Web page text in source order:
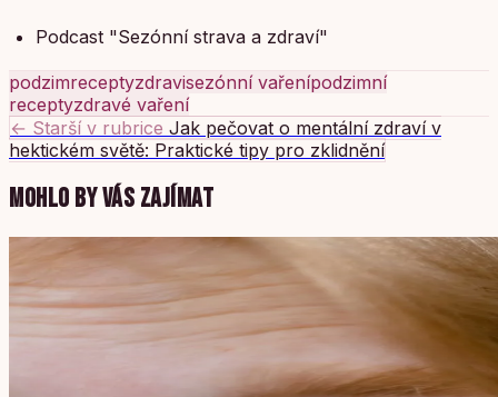
Podcast "Sezónní strava a zdraví"
podzimreceptyzdravisezónní vařenípodzimní
receptyzdravé vaření
← Starší v rubrice Jak pečovat o mentální zdraví v
hektickém světě: Praktické tipy pro zklidnění
MOHLO BY VÁS ZAJÍMAT